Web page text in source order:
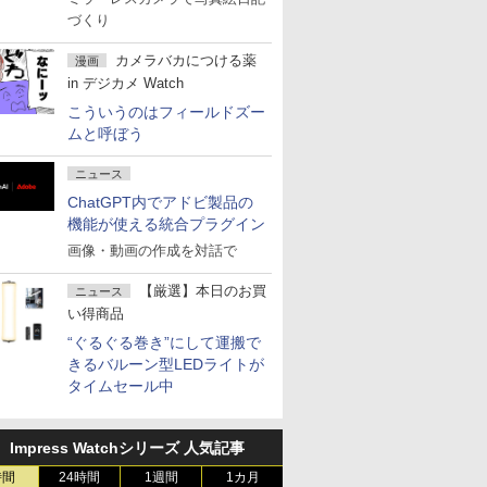
づくり
漫画
カメラバカにつける薬
in デジカメ Watch
こういうのはフィールドズー
ムと呼ぼう
ニュース
ChatGPT内でアドビ製品の
機能が使える統合プラグイン
画像・動画の作成を対話で
ニュース
【厳選】本日のお買
い得商品
“ぐるぐる巻き”にして運搬で
きるバルーン型LEDライトが
タイムセール中
Impress Watchシリーズ 人気記事
24時間 1週間 1カ月